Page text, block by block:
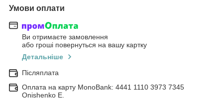
Умови оплати
Ви отримаєте замовлення
або гроші повернуться на вашу картку
Детальніше
Післяплата
Оплата на карту MonoBank: 4441 1110 3973 7345
Onishenko E.